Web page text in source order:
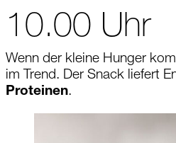
10.00 Uhr
Wenn der kleine Hunger
im Trend. Der Snack liefert
Proteinen.